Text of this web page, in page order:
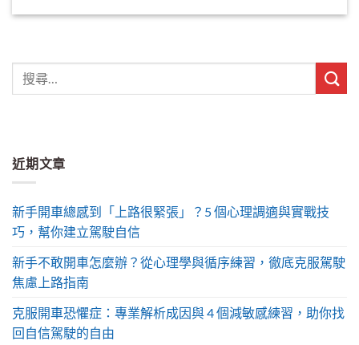
近期文章
新手開車總感到「上路很緊張」？5 個心理調適與實戰技
巧，幫你建立駕駛自信
新手不敢開車怎麼辦？從心理學與循序練習，徹底克服駕駛
焦慮上路指南
克服開車恐懼症：專業解析成因與 4 個減敏感練習，助你找
回自信駕駛的自由